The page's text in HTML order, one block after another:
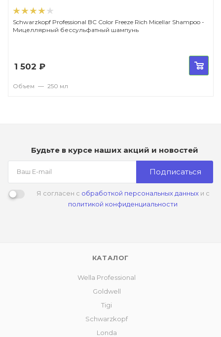
Schwarzkopf Professional BC Color Freeze Rich Micellar Shampoo -
Мицеллярный бессульфатный шампунь
1 502 ₽
Объем — 250 мл
Будьте в курсе наших акций и новостей
Подписаться
Я согласен с обработкой персональных данныхи с
политикой конфиденциальности
КАТАЛОГ
Wella Professional
Goldwell
Tigi
Schwarzkopf
Londa